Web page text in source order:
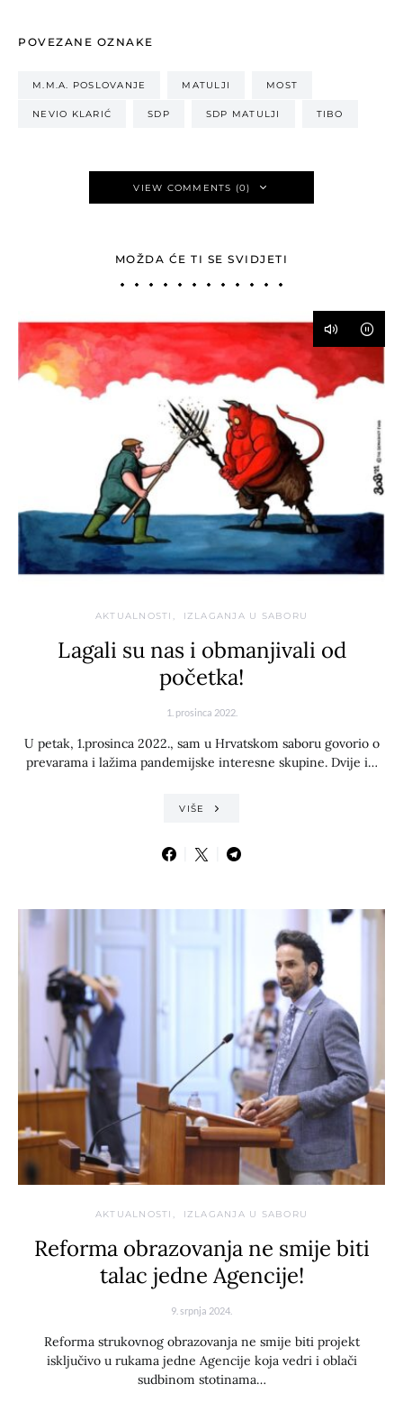
POVEZANE OZNAKE
M.M.A. POSLOVANJE MATULJI MOST
NEVIO KLARIĆ SDP SDP MATULJI TIBO
VIEW COMMENTS (0)
MOŽDA ĆE TI SE SVIDJETI
AKTUALNOSTI IZLAGANJA U SABORU
Lagali su nas i obmanjivali od
početka!
1. prosinca 2022.
U petak, 1.prosinca 2022., sam u Hrvatskom saboru govorio o
prevarama i lažima pandemijske interesne skupine. Dvije i…
VIŠE
AKTUALNOSTI IZLAGANJA U SABORU
Reforma obrazovanja ne smije biti
talac jedne Agencije!
9. srpnja 2024.
Reforma strukovnog obrazovanja ne smije biti projekt
isključivo u rukama jedne Agencije koja vedri i oblači
sudbinom stotinama…